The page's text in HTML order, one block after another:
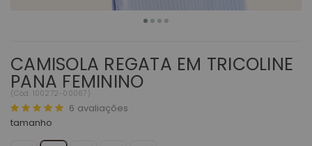
CAMISOLA REGATA EM TRICOLINE
PANA FEMININO
(Cód. 100272-00067 )
6 avaliações
tamanho